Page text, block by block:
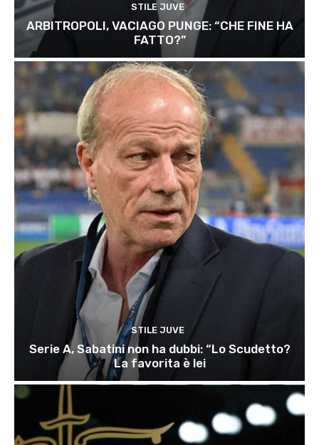
STILE JUVE
ARBITROPOLI, VACIAGO PUNGE: “CHE FINE HA
FATTO?”
STILE JUVE
Serie A, Sabatini non ha dubbi: “Lo Scudetto?
La favorita è lei